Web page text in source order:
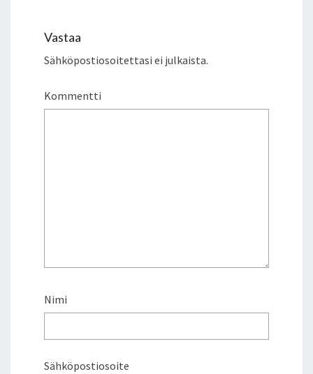
Vastaa
Sähköpostiosoitettasi ei julkaista.
Kommentti
Nimi
Sähköpostiosoite